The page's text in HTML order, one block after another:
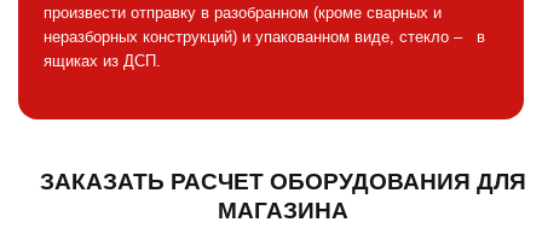
произвести отправку в разобранном (кроме сварных и
неразборных конструкций) и упакованном виде, стекло – в
ящиках из ДСП.
ЗАКАЗАТЬ РАСЧЕТ ОБОРУДОВАНИЯ ДЛЯ
МАГАЗИНА